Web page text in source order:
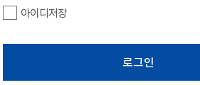
아이디저장
로그인